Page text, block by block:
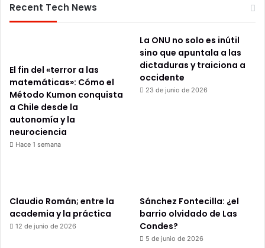
Recent Tech News
El fin del «terror a las
matemáticas»: Cómo el
Método Kumon conquista
a Chile desde la
autonomía y la
neurociencia
Hace 1 semana
La ONU no solo es inútil
sino que apuntala a las
dictaduras y traiciona a
occidente
23 de junio de 2026
Claudio Román; entre la
academia y la práctica
12 de junio de 2026
Sánchez Fontecilla: ¿el
barrio olvidado de Las
Condes?
5 de junio de 2026